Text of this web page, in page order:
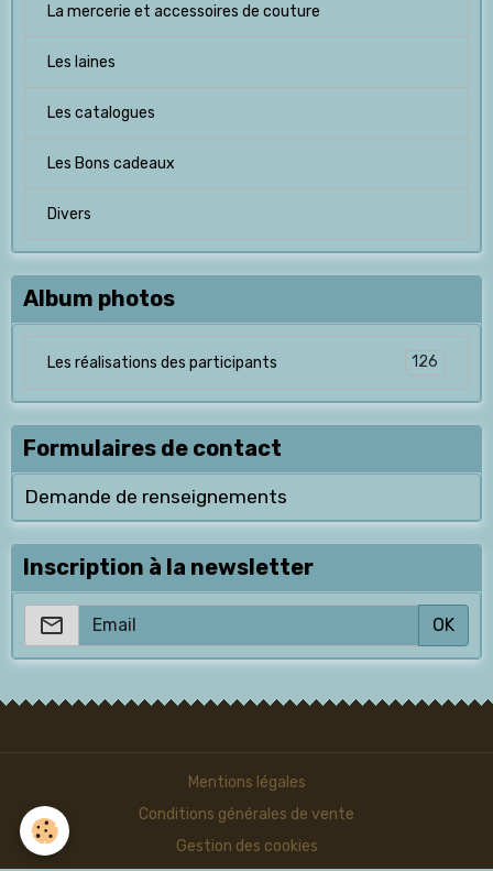
La mercerie et accessoires de couture
Les laines
Les catalogues
Les Bons cadeaux
Divers
Album photos
Les réalisations des participants 126
Formulaires de contact
Demande de renseignements
Inscription à la newsletter
OK
Mentions légales
Conditions générales de vente
Gestion des cookies